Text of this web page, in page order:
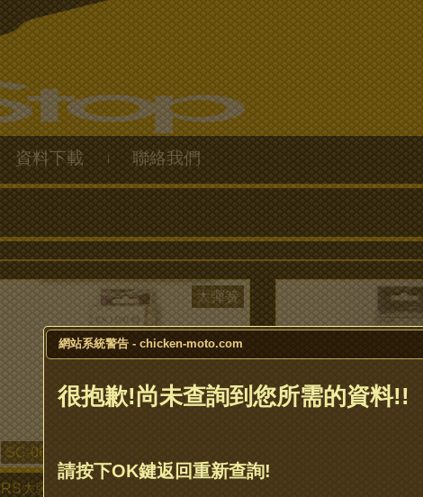
資料下載 | 聯絡我們
SC-06
大彈簧
RS大彈簧1500轉
網站系統警告 - chicken-moto.com
很抱歉!尚未查詢到您所需的資料!!
請按下OK鍵返回重新查詢!